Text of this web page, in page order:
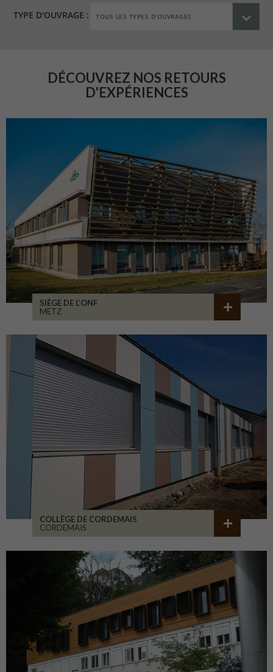
TYPE D'OUVRAGE :
DÉCOUVREZ NOS RETOURS
D'EXPÉRIENCES
SIÈGE DE L’ONF
METZ
COLLÈGE DE CORDEMAIS
CORDEMAIS